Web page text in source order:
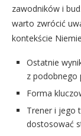
zawodników i
warto zwrócić
kontekście
Ostatnie
z podobnego
Forma
Trener i jego
dostosować